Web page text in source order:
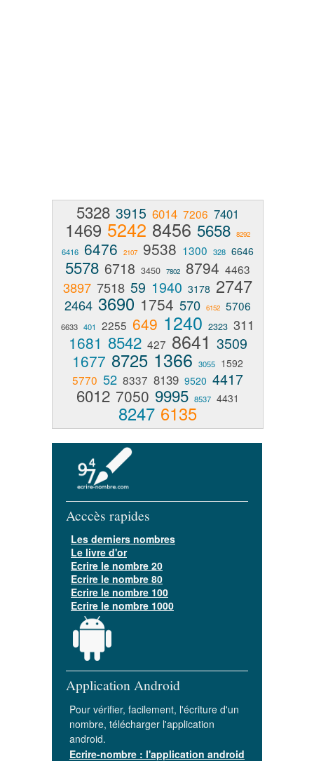
5328 3915 6014 7206 7401
1469 5242 8456 5658 8292
6416 6476 2107 9538 1300 328 6646
5578 6718 3450 7802 8794 4463
3897 7518 59 1940 3178 2747
2464 3690 1754 570 6152 5706
6633 401 2255 649 1240 2323 311
1681 8542 427 8641 3509
1677 8725 1366 3055 1592
5770 52 8337 8139 9520 4417
6012 7050 9995 8537 4431
8247 6135
Acccès rapides
Les derniers nombres
Le livre d'or
Ecrire le nombre 20
Ecrire le nombre 80
Ecrire le nombre 100
Ecrire le nombre 1000
Application Android
Pour vérifier, facilement, l'écriture d'un
nombre, télécharger l'application
android.
Ecrire-nombre : l'application android